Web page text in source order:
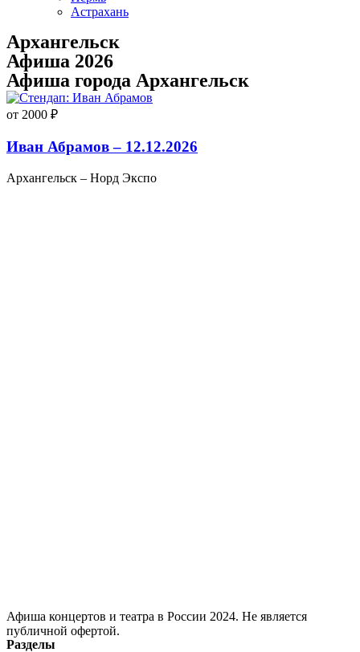
Астрахань
Архангельск
Афиша 2026
Афиша города Архангельск
от 2000 ₽
Иван Абрамов – 12.12.2026
Архангельск – Норд Экспо
Афиша концертов и театра в России 2024. Не является
публичной офертой.
Разделы